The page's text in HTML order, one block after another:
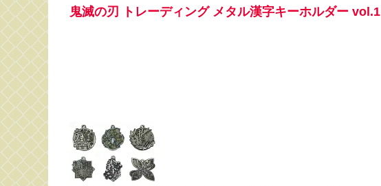
鬼滅の刃 トレーディング メタル漢字キーホルダー